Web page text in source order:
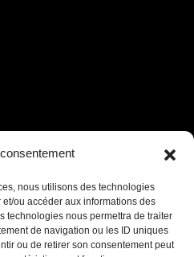
nous utilisons des technologies
ou accéder aux informations des
technologies nous permettra de traiter
de navigation ou les ID uniques
ou de retirer son consentement peut